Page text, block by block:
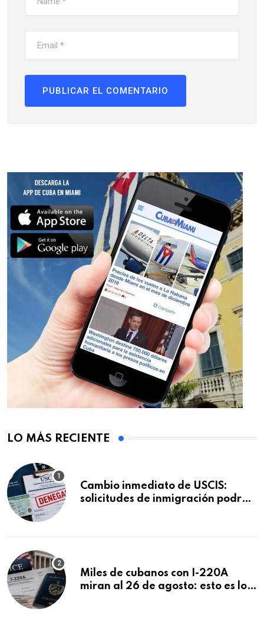
LO MÁS RECIENTE
Cambio inmediato de USCIS:
solicitudes de inmigración podrán
Miles de cubanos con I-220A
miran al 26 de agosto: esto es lo